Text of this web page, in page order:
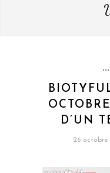
D’UN
26 octobre